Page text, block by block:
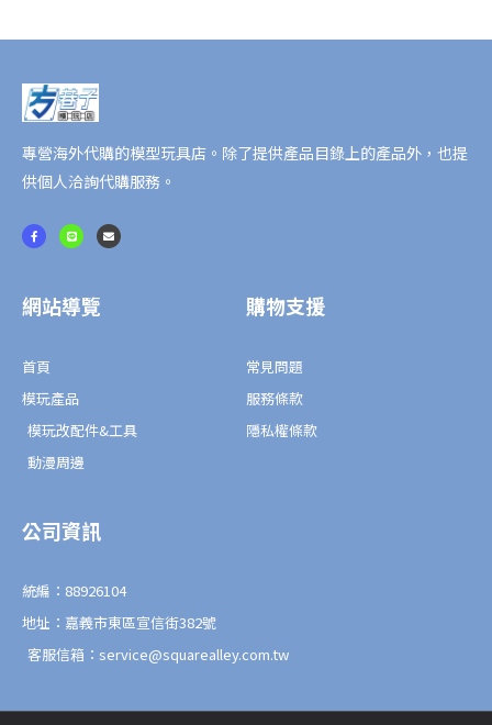
語
音
數
專營海外代購的模型玩具店。除了提供產品目錄上的產品外，也提
供個人洽詢代購服務。
F
a
c
k
-
L
i
n
E
n
v
網站導覽
首頁
模玩產品
模玩改配件&工具
動漫周邊
購物支援
常見問題
服務條款
隱私權條款
公司資訊
統編：88926104
地址：嘉義市東區宣信街382號
客服信箱：service@squarealley.com.tw